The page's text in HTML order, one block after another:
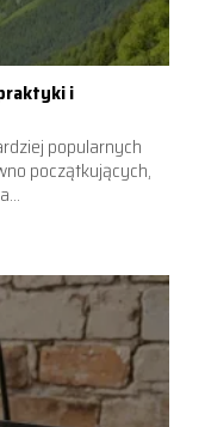
i
popularnych
początkujących,